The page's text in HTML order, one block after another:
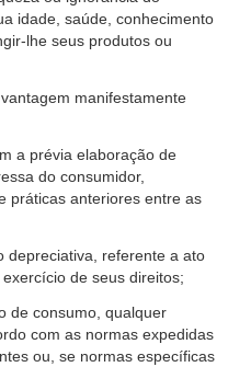
idade, saúde, conhecimento
lhe seus produtos ou
manifestamente
a prévia elaboração de
do consumidor,
práticas anteriores entre as
depreciativa, referente a ato
de seus direitos;
de consumo, qualquer
com as normas expedidas
ou, se normas específicas